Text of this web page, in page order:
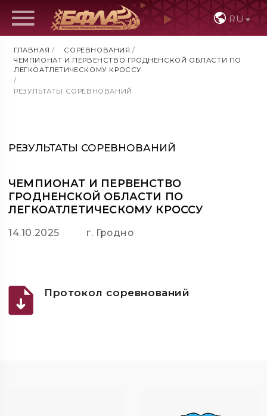
RU
ГЛАВНАЯ / СОРЕВНОВАНИЯ /
ЧЕМПИОНАТ И ПЕРВЕНСТВО ГРОДНЕНСКОЙ ОБЛАСТИ ПО
ЛЕГКОАТЛЕТИЧЕСКОМУ КРОССУ
/
РЕЗУЛЬТАТЫ СОРЕВНОВАНИЙ
РЕЗУЛЬТАТЫ СОРЕВНОВАНИЙ
ЧЕМПИОНАТ И ПЕРВЕНСТВО
ГРОДНЕНСКОЙ ОБЛАСТИ ПО
ЛЕГКОАТЛЕТИЧЕСКОМУ КРОССУ
14.10.2025 г. Гродно
Протокол соревнований